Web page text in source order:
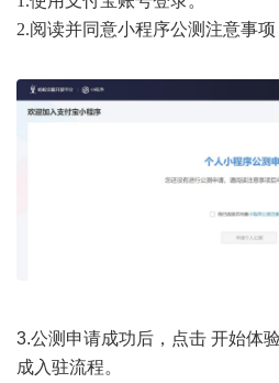
2.阅读并同意小程序公测注意事项
3.公测申请成功后，点击 开始体
成入驻流程。